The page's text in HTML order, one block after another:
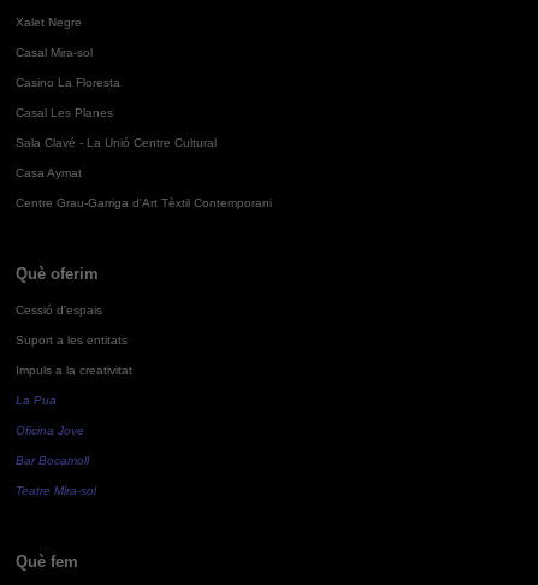
Xalet Negre
Casal Mira-sol
Casino La Floresta
Casal Les Planes
Sala Clavé - La Unió Centre Cultural
Casa Aymat
Centre Grau-Garriga d'Art Tèxtil Contemporani
Què oferim
Cessió d'espais
Suport a les entitats
Impuls a la creativitat
La Pua
Oficina Jove
Bar Bocamoll
Teatre Mira-sol
Què fem